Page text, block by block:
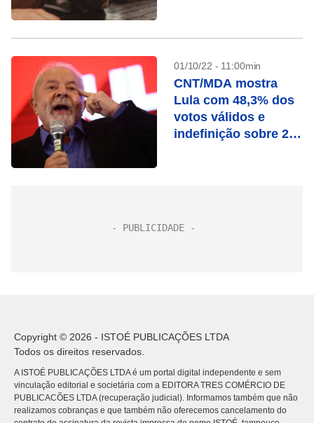
01/10/22 - 11:00min
CNT/MDA mostra
Lula com 48,3% dos
votos válidos e
indefinição sobre 2º
Copyright © 2026 - ISTOÉ PUBLICAÇÕES LTDA
Todos os direitos reservados.
A ISTOÉ PUBLICAÇÕES LTDA é um portal digital independente e sem
vinculação editorial e societária com a EDITORA TRES COMÉRCIO DE
PUBLICACÕES LTDA (recuperação judicial). Informamos também que não
realizamos cobranças e que também não oferecemos cancelamento do